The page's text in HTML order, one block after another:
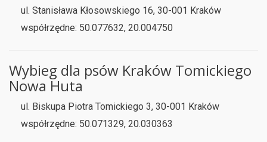
ul. Stanisława Kłosowskiego 16, 30-001 Kraków
współrzędne: 50.077632, 20.004750
Wybieg dla psów Kraków Tomickiego
Nowa Huta
ul. Biskupa Piotra Tomickiego 3, 30-001 Kraków
współrzędne: 50.071329, 20.030363